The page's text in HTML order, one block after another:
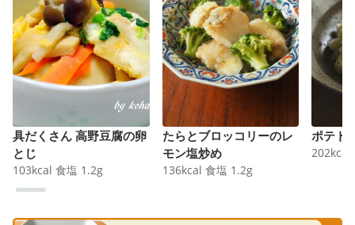
具だくさん 高野豆腐の卵
とじ
103kcal 食塩 1.2g
たらとブロッコリーのレ
モン塩炒め
136kcal 食塩 1.2g
ポテト
202kcal